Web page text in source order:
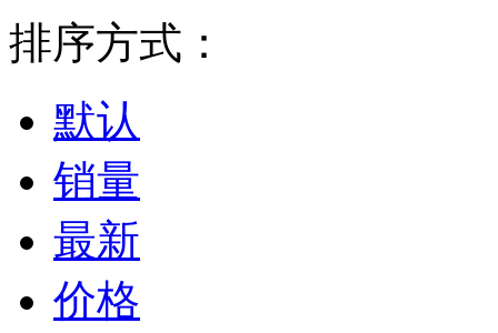
排序方式：
默认
销量
最新
价格